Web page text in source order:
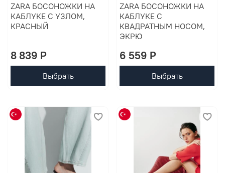
ZARA БОСОНОЖКИ НА
КАБЛУКЕ С УЗЛОМ,
КРАСНЫЙ
8 839 P
Выбрать
ZARA БОСОНОЖКИ НА
КАБЛУКЕ С
КВАДРАТНЫМ НОСОМ,
ЭКРЮ
6 559 P
Выбрать